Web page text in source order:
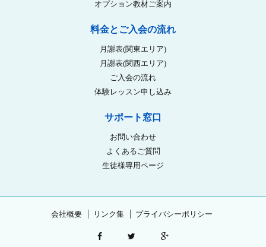
オプション教材ご案内
料金とご入会の流れ
月謝表(関東エリア)
月謝表(関西エリア)
ご入会の流れ
体験レッスン申し込み
サポート窓口
お問い合わせ
よくあるご質問
生徒様専用ページ
会社概要 リンク集 プライバシーポリシー